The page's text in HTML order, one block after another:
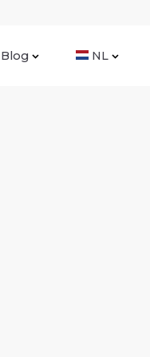
Blog NL